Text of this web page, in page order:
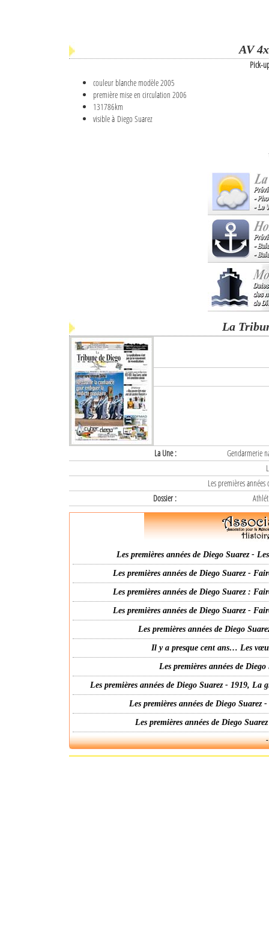
AV
Pick-
couleur blanche modèle 2005
première mise en circulation 2006
131786km
visible à Diego Suarez
La
La Une :
Gendarmerie
Les premières
Dossier :
Les premières années de Diego Suarez -
Les premières années de Diego Suarez -
Les premières années de Diego Suarez :
Les premières années de Diego Suarez -
Les premières années de Diego
Il y a presque cent ans… Les
Les premières années de
Les premières années de Diego Suarez - 1919,
Les premières années de Diego
Les premières années de Diego